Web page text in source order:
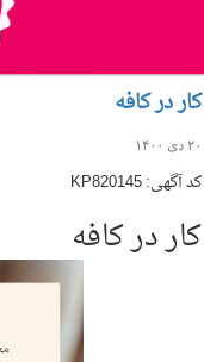
کار در کافه
۲۰ دی ۱۴۰۰
کد آگهی: KP820145
کار در کافه